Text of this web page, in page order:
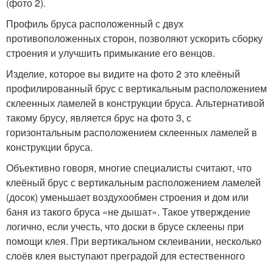
(фото 2).
Профиль бруса расположенный с двух
противоположенных сторон, позволяют ускорить сборку
строения и улучшить примыкание его венцов.
Изделие, которое вы видите на фото 2 это клеёный
профилированный брус с вертикальным расположением
склеенных ламелей в конструкции бруса. Альтернативой
такому брусу, является брус на фото 3, с
горизонтальным расположением склеенных ламелей в
конструкции бруса.
Объективно говоря, многие специалисты считают, что
клеёный брус с вертикальным расположением ламелей
(досок) уменьшает воздухообмен строения и дом или
баня из такого бруса «не дышат». Такое утверждение
логично, если учесть, что доски в брусе склеены при
помощи клея. При вертикальном склеивании, несколько
слоёв клея выступают преградой для естественного